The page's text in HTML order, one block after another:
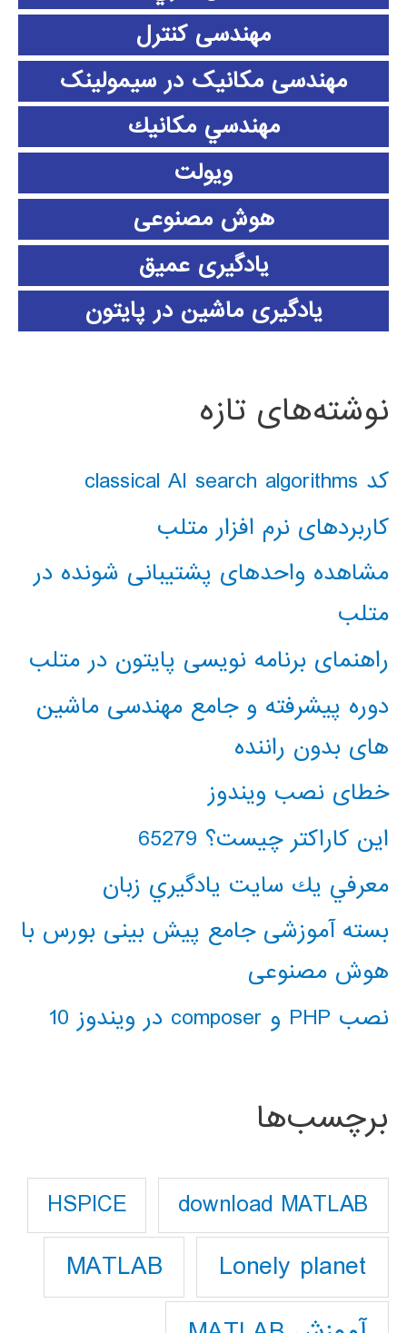
مهندسی کنترل
مهندسی مکانیک در سیمولینک
مهندسي مكانيك
ویولت
هوش مصنوعی
یادگیری عمیق
یادگیری ماشین در پایتون
نوشته‌های تازه
کد classical AI search algorithms
کاربردهای نرم افزار متلب
مشاهده واحدهای پشتیبانی شونده در
متلب
راهنمای برنامه نویسی پایتون در متلب
دوره پیشرفته و جامع مهندسی ماشین
های بدون راننده
خطای نصب ویندوز
این کاراکتر چیست؟ 65279
معرفي يك سايت يادگيري زبان
بسته آموزشی جامع پیش بینی بورس با
هوش مصنوعی
نصب PHP و composer در ویندوز 10
برچسب‌ها
download MATLAB
HSPICE
Lonely planet
MATLAB